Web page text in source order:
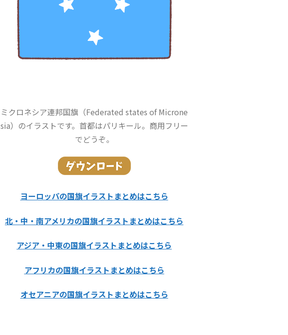
ミクロネシア連邦国旗（Federated states of Microne
sia）のイラストです。首都はパリキール。商用フリー
でどうぞ。
ヨーロッパの国旗イラストまとめはこちら
北・中・南アメリカの国旗イラストまとめはこちら
アジア・中東の国旗イラストまとめはこちら
アフリカの国旗イラストまとめはこちら
オセアニアの国旗イラストまとめはこちら